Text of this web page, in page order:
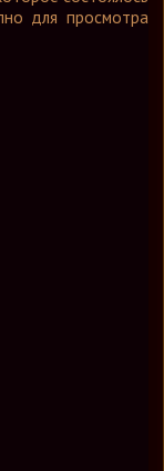
для просмотра